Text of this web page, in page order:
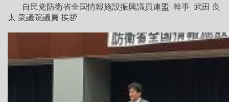
自民党防衛省全国情報施設振興議員連盟 幹事 武田 良
太 衆議院議員 挨拶